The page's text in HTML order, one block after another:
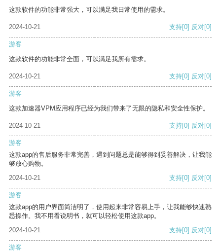
这款软件的功能非常强大，可以满足我日常使用的需求。
2024-10-21 支持[0] 反对[0]
游客
这款软件的功能非常全面，可以满足我所有需求。
2024-10-21 支持[0] 反对[0]
游客
这款加速器VPM应用程序已经为我们带来了无限的隐私和安全性保护。
2024-10-21 支持[0] 反对[0]
游客
这款app的售后服务非常完善，遇到问题总是能够得到妥善解决，让我能
够放心购物。
2024-10-21
支持[0] 反对[0]
游客
这款app的用户界面简洁明了，使用起来非常容易上手，让我能够快速熟
悉操作。我不用看说明书，就可以轻松使用这款app。
2024-10-21
支持[0] 反对[0]
游客